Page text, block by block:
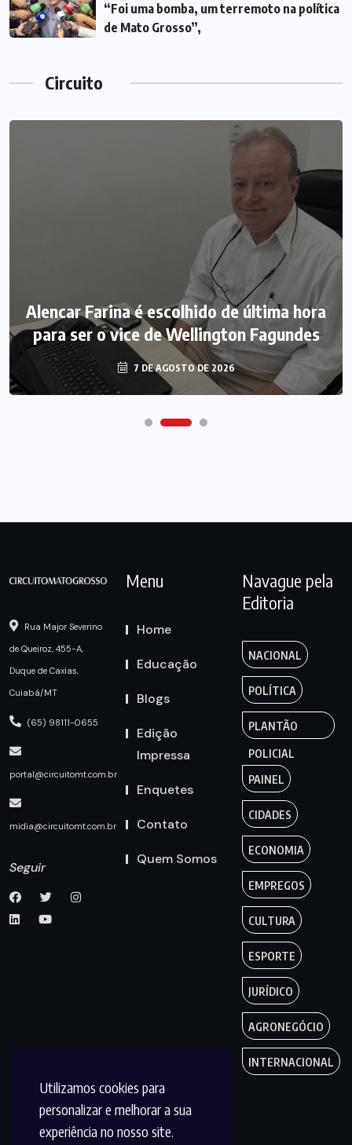
Utilizamos cookies para
personalizar e melhorar a sua
experiência no nosso site.
“Foi uma bomba, um terremoto na política
de Mato Grosso”,
Circuito
Alencar Farina é escolhido de última hora
para ser o vice de Wellington Fagundes
7 DE AGOSTO DE 2026
Rua Major Severino
de Queiroz, 455-A,
Duque de Caxias,
Cuiabá/MT
(65) 98111-0655
portal@circuitomt.com.br
midia@circuitomt.com.br
Seguir
Menu
Home
Educação
Blogs
Edição
Impressa
Enquetes
Contato
Quem Somos
Navague pela
Editoria
NACIONAL
POLÍTICA
PLANTÃO
POLICIAL
PAINEL
CIDADES
ECONOMIA
EMPREGOS
CULTURA
ESPORTE
JURÍDICO
AGRONEGÓCIO
INTERNACIONAL